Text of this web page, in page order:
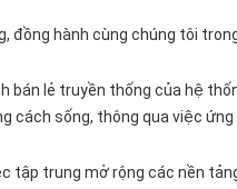
hành cùng chúng tôi
lẻ truyền thống của hệ
sống, thông qua việc ứng
tập trung mở rộng các nền